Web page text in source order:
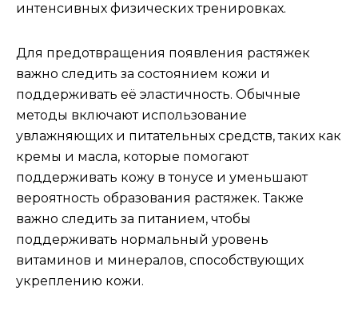
интенсивных физических тренировках.
Для предотвращения появления растяжек
важно следить за состоянием кожи и
поддерживать её эластичность. Обычные
методы включают использование
увлажняющих и питательных средств, таких как
кремы и масла, которые помогают
поддерживать кожу в тонусе и уменьшают
вероятность образования растяжек. Также
важно следить за питанием, чтобы
поддерживать нормальный уровень
витаминов и минералов, способствующих
укреплению кожи.